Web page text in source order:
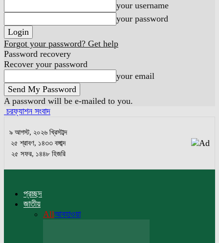
your username
your password
Forgot your password? Get help
Password recovery
Recover your password
your email
A password will be e-mailed to you.
চরফ্যাশন সংবাদ
৯ আগস্ট, ২০২৬ খ্রিস্টাব্দ
২৫ শ্রাবণ, ১৪৩৩ বঙ্গাব্দ
২৫ সফর, ১৪৪৮ হিজরি
প্রচ্ছদ
জাতীয়
Allআবহাওয়া